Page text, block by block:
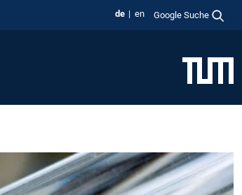
de en Google Suche